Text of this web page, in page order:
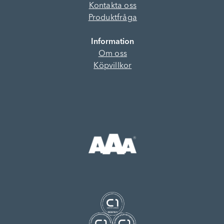
Kontakta oss
Produktfråga
Information
Om oss
Köpvillkor